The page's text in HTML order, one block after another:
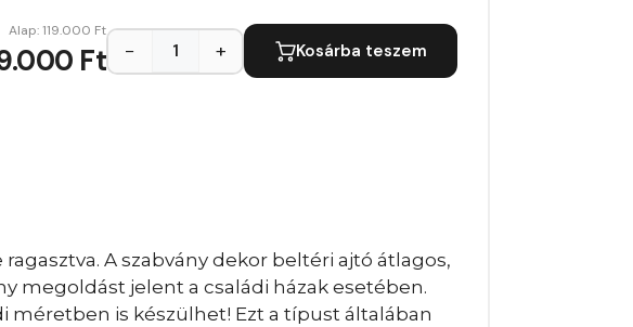
Alap:119.000 Ft
Ft − + Kosárba teszem
A szabvány dekor beltéri ajtó átlagos,
megoldást jelent a családi házak esetében.
is készülhet! Ezt a típust általában